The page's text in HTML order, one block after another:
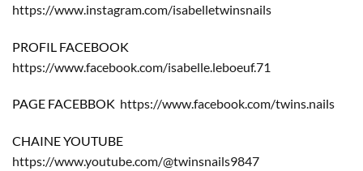
https://www.instagram.com/isabelletwinsnails
PROFIL FACEBOOK
https://www.facebook.com/isabelle.leboeuf.71
PAGE FACEBBOK https://www.facebook.com/twins.nails
CHAINE YOUTUBE
https://www.youtube.com/@twinsnails9847